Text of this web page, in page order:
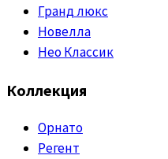
Гранд люкс
Новелла
Нео Классик
Коллекция
Орнато
Регент